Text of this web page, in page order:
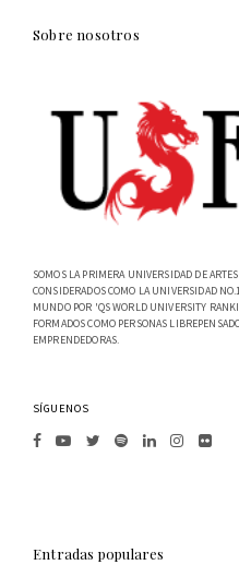
Sobre nosotros
SOMOS LA PRIMERA UNIVERSIDAD DE
CONSIDERADOS COMO LA UNIVERSIDAD
MUNDO POR 'QS WORLD UNIVERSITY
FORMADOS COMO PERSONAS
EMPRENDEDORAS.
SÍGUENOS
Entradas populares